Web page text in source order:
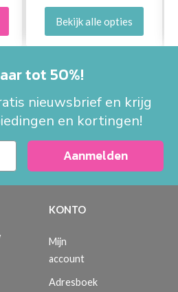
Bekijk alle opties
tot 50%!
nieuwsbrief en krijg
en kortingen!
Aanmelden
KONTO
Mijn
account
Adresboek